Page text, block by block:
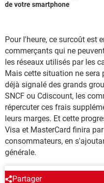
de votre smartphone
Pour l'heure, ce surcoût est
commerçants qui ne
les réseaux utilisés par les
Mais cette situation ne sera
déjà signalé des grands
SNCF ou Cdiscount, les
répercuter ces frais
leurs marges. Et cette
Visa et MasterCard finira
consommateurs, en
générale.
Partager